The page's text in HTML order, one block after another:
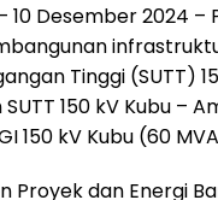
10 Desember 2024 –
Tinggi (SUTT)
150 kV Kubu –
150 kV Kubu (60
Proyek dan Energi